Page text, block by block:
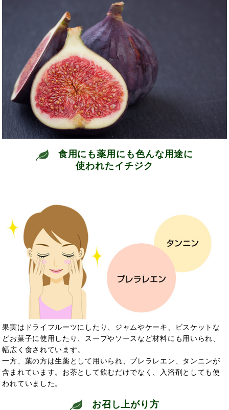
食用にも薬用にも色んな用途に
使われたイチジク
果実はドライフルーツにしたり、ジャムやケーキ、ビスケットな
どお菓子に使用したり、スープやソースなど材料にも用いられ、
幅広く食されています。
一方、葉の方は生薬として用いられ、プレラレエン、タンニンが
含まれています。お茶として飲むだけでなく、入浴剤としても使
われていました。
お召し上がり方